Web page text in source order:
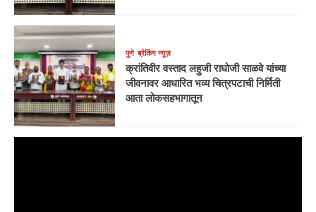
पुणे ब्रेकिंग न्यूज़
क्रांतिवीर वस्ताद लहुजी राघोजी साळवे यांच्या
जीवनावर आधारित भव्य चित्रपटाची निर्मिती
आता लोकसहभागातून